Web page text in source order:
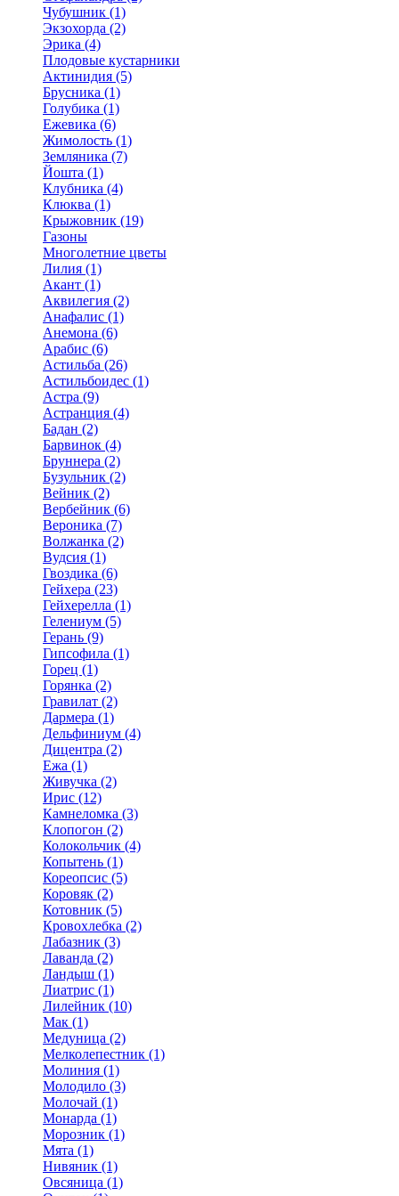
Чубушник (1)
Экзохорда (2)
Эрика (4)
Плодовые кустарники
Актинидия (5)
Брусника (1)
Голубика (1)
Ежевика (6)
Жимолость (1)
Земляника (7)
Йошта (1)
Клубника (4)
Клюква (1)
Крыжовник (19)
Газоны
Многолетние цветы
Лилия (1)
Акант (1)
Аквилегия (2)
Анафалис (1)
Анемона (6)
Арабис (6)
Астильба (26)
Астильбоидес (1)
Астра (9)
Астранция (4)
Бадан (2)
Барвинок (4)
Бруннера (2)
Бузульник (2)
Вейник (2)
Вербейник (6)
Вероника (7)
Волжанка (2)
Вудсия (1)
Гвоздика (6)
Гейхера (23)
Гейхерелла (1)
Гелениум (5)
Герань (9)
Гипсофила (1)
Горец (1)
Горянка (2)
Гравилат (2)
Дармера (1)
Дельфиниум (4)
Дицентра (2)
Ежа (1)
Живучка (2)
Ирис (12)
Камнеломка (3)
Клопогон (2)
Колокольчик (4)
Копытень (1)
Кореопсис (5)
Коровяк (2)
Котовник (5)
Кровохлебка (2)
Лабазник (3)
Лаванда (2)
Ландыш (1)
Лиатрис (1)
Лилейник (10)
Мак (1)
Медуница (2)
Мелколепестник (1)
Молиния (1)
Молодило (3)
Молочай (1)
Монарда (1)
Морозник (1)
Мята (1)
Нивяник (1)
Овсяница (1)